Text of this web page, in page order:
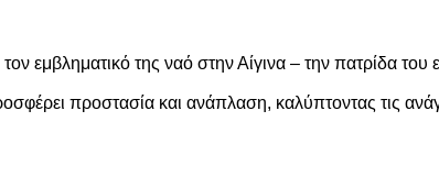
εμβληματικό της ναό στην Αίγινα – την πατρίδα του
προστασία και ανάπλαση, καλύπτοντας τις